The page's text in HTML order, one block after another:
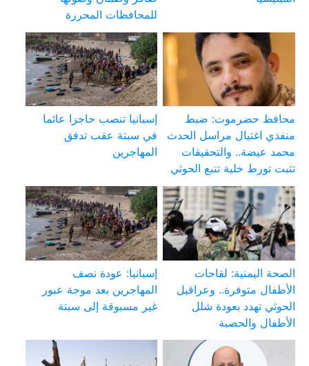
للمحافظات المحررة
محافظ حضرموت: ضبط
منفذي اغتيال مراسل الحدث
محمد عيضة.. والتحقيقات
تثبت تورط خلية تتبع الحوثي
إسبانيا تنصب حاجزا عائما
في سبتة عقب تدفق
المهاجرين
الصحة اليمنية: لقاحات
الأطفال متوفرة.. وعراقيل
الحوثي تهدد بعودة شلل
الأطفال والحصبة
إسبانيا: عودة نصف
المهاجرين بعد موجة عبور
غير مسبوقة إلى سبتة